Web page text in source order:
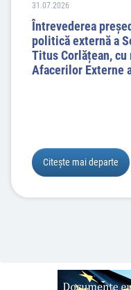
31.07.2026
Întrevederea
politică externă a
Titus Corlățean,
Afacerilor Externe
Citește mai departe